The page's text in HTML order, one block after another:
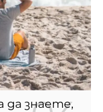
да знаете,